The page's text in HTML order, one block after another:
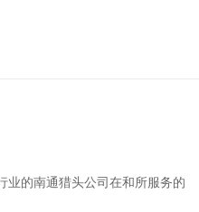
业的南通猎头公司在和所服务的